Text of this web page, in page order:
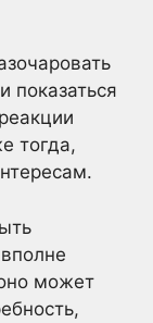
показаться
тогда,
может